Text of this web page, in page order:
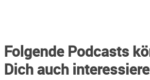
Folgende Podcasts
Dich auch